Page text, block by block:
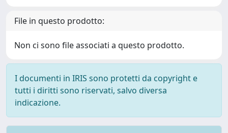
File in questo prodotto:
Non ci sono file associati a questo prodotto.
I documenti in IRIS sono protetti da copyright e
tutti i diritti sono riservati, salvo diversa
indicazione.